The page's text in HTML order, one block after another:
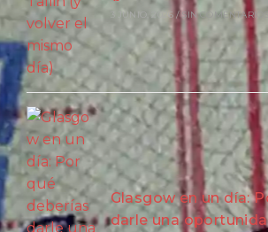
3 JUNIO, 2026 / SIN COMENTARIOS
Glasgow en un día:
darle una